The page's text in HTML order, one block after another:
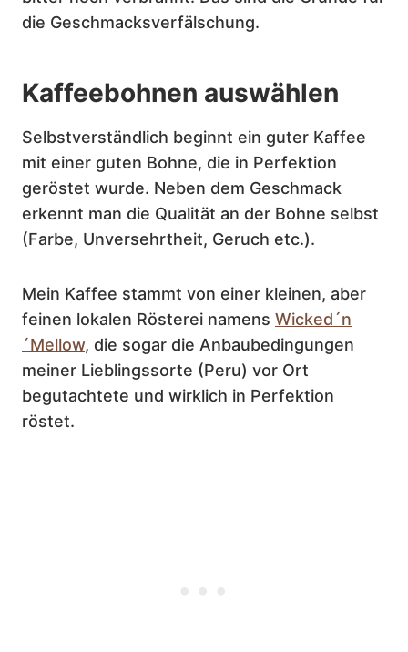
die Geschmacksverfälschung.
Kaffeebohnen auswählen
Selbstverständlich beginnt ein guter Kaffee
mit einer guten Bohne, die in Perfektion
geröstet wurde. Neben dem Geschmack
erkennt man die Qualität an der Bohne selbst
(Farbe, Unversehrtheit, Geruch etc.).
Mein Kaffee stammt von einer kleinen, aber
feinen lokalen Rösterei namens Wicked´n
´Mellow, die sogar die Anbaubedingungen
meiner Lieblingssorte (Peru) vor Ort
begutachtete und wirklich in Perfektion
röstet.